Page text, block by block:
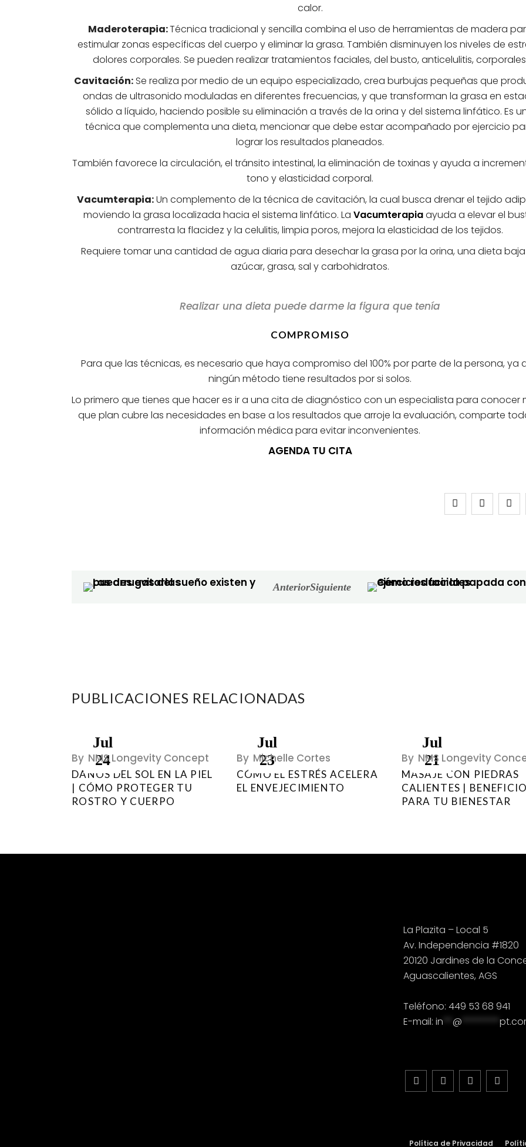
calor.
Maderoterapia:Técnica tradicional y sencilla combina el uso de herramientas de madera
estimular zonas específicas del cuerpo y eliminar la grasa. También disminuyen los niveles de
dolores corporales. Se pueden realizar tratamientos faciales, del busto, anticelulitis,
Cavitación:Se realiza por medio de un equipo especializado, crea burbujas pequeñas que
ondas de ultrasonido moduladas en diferentes frecuencias, y que transforman la grasa en
sólido a líquido, haciendo posible su eliminación a través de la orina y del sistema linfático. Es
técnica que complementa una dieta, mencionar que debe estar acompañado por ejercicio
lograr los resultados planeados.
También favorece la circulación, el tránsito intestinal, la eliminación de toxinas y ayuda a
tono y elasticidad corporal.
Vacumterapia:Un complemento de la técnica de cavitación, la cual busca drenar el tejido
moviendo la grasa localizada hacia el sistema linfático. LaVacumterapiaayuda a elevar el
contrarresta la flacidez y la celulitis, limpia poros, mejora la elasticidad de los tejidos.
Requiere tomar una cantidad de agua diaria para desechar la grasa por la orina, una dieta
azúcar, grasa, sal y carbohidratos.
Realizar una dieta puede darme la figura que tenía
COMPROMISO
Para que las técnicas, es necesario que haya compromiso del 100% por parte de la persona, ya
ningún método tiene resultados por si solos.
Lo primero que tienes que hacer es ir a una cita de diagnóstico con un especialista para conocer
que plan cubre las necesidades en base a los resultados que arroje la evaluación, comparte
información médica para evitar inconvenientes.
AGENDA TU CITA
AnteriorSiguiente
PUBLICACIONES RELACIONADAS
Jul
24
By NMS Longevity Concept
DAÑOS DEL SOL EN LA PIEL
| CÓMO PROTEGER TU
ROSTRO Y CUERPO
Jul
23
By Michelle Cortes
CÓMO EL ESTRÉS ACELERA
EL ENVEJECIMIENTO
Jul
21
By NMS Longevity
MASAJE CON PIEDRAS
CALIENTES |
PARA TU BIENESTAR
La Plazita – Local 5
Av. Independencia #1820
20120 Jardines de la
Aguascalientes, AGS
Teléfono: 449 53 68 941
E-mail: in @
Política de Privacidad